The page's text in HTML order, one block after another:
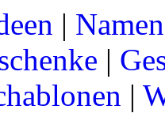
|
|
|